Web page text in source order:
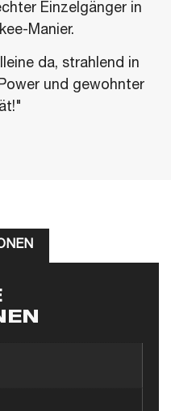
Einzelgänger in
Manier.
da, strahlend in
und gewohnter